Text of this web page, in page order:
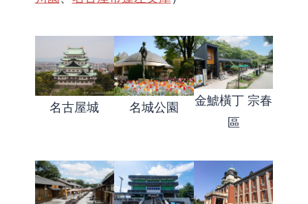
名古屋城 名城公園
金鯱橫丁 宗春
區